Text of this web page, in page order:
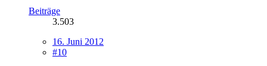
Beiträge
3.503
16. Juni 2012
#10